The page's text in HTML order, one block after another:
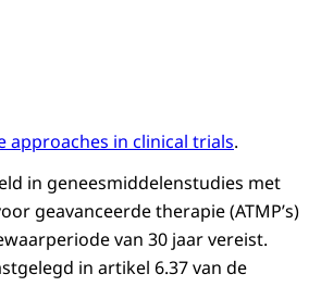
approaches in clinical trials.
in geneesmiddelenstudies met
geavanceerde therapie (ATMP’s)
van 30 jaar vereist.
in artikel 6.37 van de